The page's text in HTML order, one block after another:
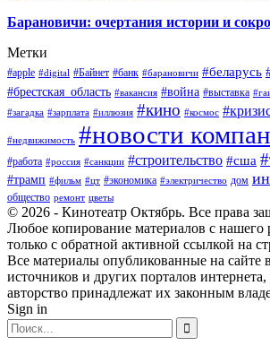
Барановичи: очертания истории и
Метки
#apple #digital #Байнет #банк #барановичи #беларусь
#брестская_область #вакансия #война #выставка
#загадка #зарплата #иллюзия #кино #космос
#недвижимость #новости
#работа #россия #санкции #строительство #сша
#трамп #фильм #цт #экономика #электричество дом
общество ремонт цветы
© 2026 - Кинотеатр Октябрь. Все права
Любое копирование материалов с нашего
только с обратной активной ссылкой на
Все материалы опубликованные на сайте
источников и других порталов интернета,
авторство принадлежат их законным
Sign in